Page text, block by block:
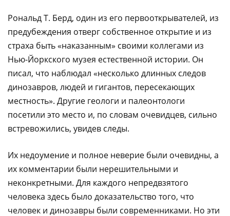
Рональд Т. Берд, один из его первооткрывателей, из
предубеждения отверг собственное открытие и из
страха быть «наказанным» своими коллегами из
Нью-Йоркского музея естественной истории. Он
писал, что наблюдал «несколько длинных следов
динозавров, людей и гигантов, пересекающих
местность». Другие геологи и палеонтологи
посетили это место и, по словам очевидцев, сильно
встревожились, увидев следы.
Их недоумение и полное неверие были очевидны, а
их комментарии были нерешительными и
неконкретными. Для каждого непредвзятого
человека здесь было доказательство того, что
человек и динозавры были современниками. Но эти